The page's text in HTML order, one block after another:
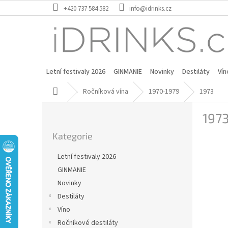
na
+420 737 584 582 info@idrinks.cz
Letní festivaly 2026 GINMANIE Novinky Destiláty
Domů Ročníková vína 1970-1979 1973
kategorie
Kategorie
Letní festivaly 2026
GINMANIE
Novinky
Destiláty
Víno
Ročníkové destiláty
1973